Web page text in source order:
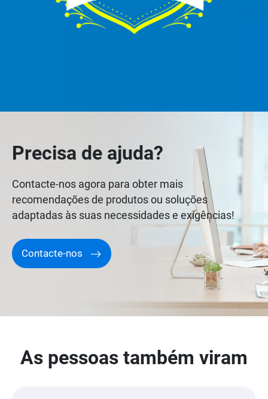
Precisa de ajuda?
Contacte-nos agora para obter mais
recomendações de produtos ou soluções
adaptadas às suas necessidades e exigências!
Contacte-nos
As pessoas também viram